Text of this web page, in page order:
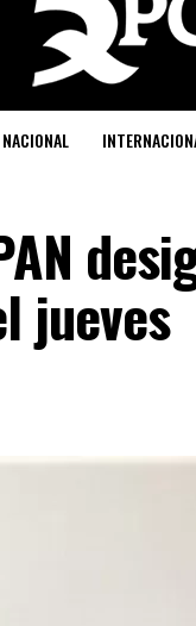
NACIONAL
jueves